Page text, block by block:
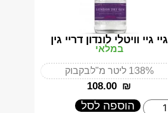
גיי גיי וויטלי לונדון דריי גין
במלאי
38%1 ליטר מ"ל בקבוק
‎108.00 ₪
הוספה לסל